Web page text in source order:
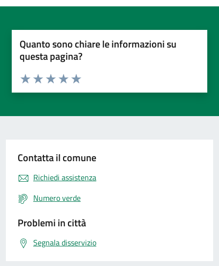
Quanto sono chiare le informazioni su
questa pagina?
Valuta da 1 a 5 stelle la pagina
Valuta 5 stelle su 5
Valuta 4 stelle su 5
Valuta 3 stelle su 5
Valuta 2 stelle su 5
Valuta 1 stelle su 5
Contatta il comune
Richiedi assistenza
Numero verde
Problemi in città
Segnala disservizio